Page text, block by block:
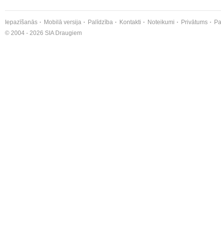
Iepazīšanās Mobilā versija Palīdzība Kontakti Noteikumi Privātums
© 2004 - 2026 SIA Draugiem